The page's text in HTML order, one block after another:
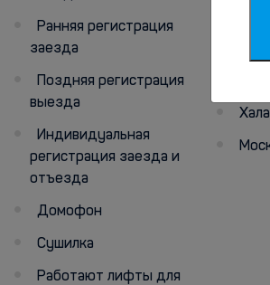
Ранняя регистрация
заезда
Поздняя регистрация
выезда
Индивидуальная
регистрация заезда и
отъезда
Домофон
Сушилка
Работают лифты для